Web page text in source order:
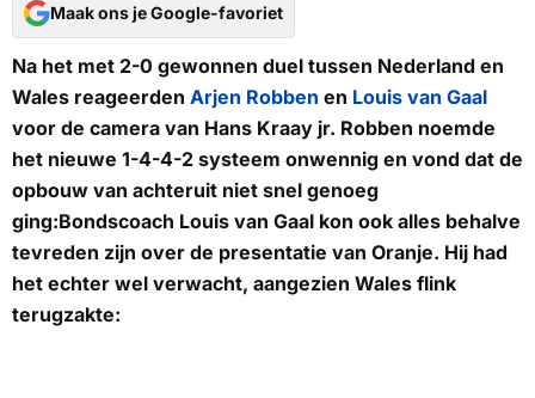
Maak ons je Google-favoriet
Na het met 2-0 gewonnen duel tussen Nederland en
Wales reageerden Arjen Robben en Louis van Gaal
voor de camera van Hans Kraay jr. Robben noemde
het nieuwe 1-4-4-2 systeem onwennig en vond dat de
opbouw van achteruit niet snel genoeg
ging:Bondscoach Louis van Gaal kon ook alles behalve
tevreden zijn over de presentatie van Oranje. Hij had
het echter wel verwacht, aangezien Wales flink
terugzakte: